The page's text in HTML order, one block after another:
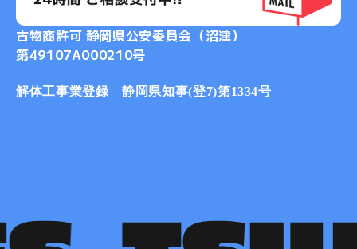
2017-06
2017-05
2017-04
古物商許可 静岡県公安委員会（沼津）
第49107A000210号
解体工事業登録 静岡県知事(登7)第1334号